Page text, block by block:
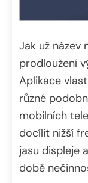
Jak už název
prodloužení
Aplikace
různé
mobilních
docílit nižší
jasu displeje
době